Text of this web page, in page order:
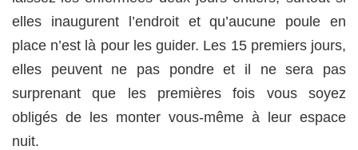
elles inaugurent l’endroit et qu’aucune poule en
place n’est là pour les guider. Les 15 premiers jours,
elles peuvent ne pas pondre et il ne sera pas
surprenant que les premières fois vous soyez
obligés de les monter vous-même à leur espace
nuit.